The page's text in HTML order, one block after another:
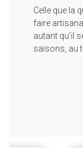
Celle que la
faire
autant qu'il
saisons, au